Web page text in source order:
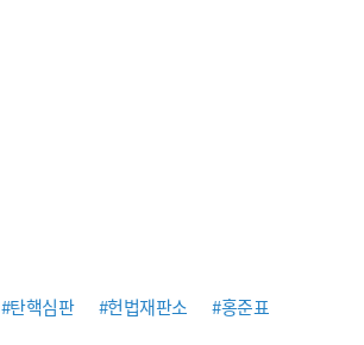
#탄핵심판 #헌법재판소 #홍준표